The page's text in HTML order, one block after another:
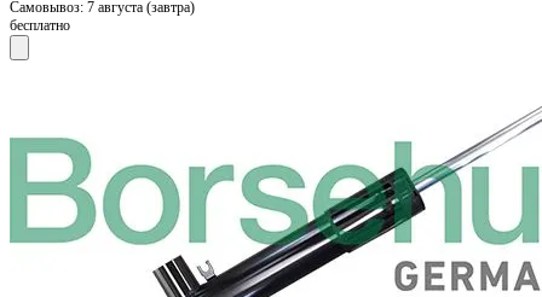
Самовывоз: 7 августа (завтра)
бесплатно